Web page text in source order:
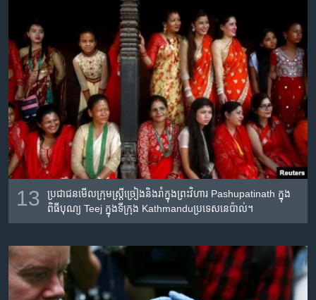
13
ប្រជាជន​មើល​​ក្រុម​ស្រ្តី​ច្រៀង​និង​រាំ​ក្នុង​ព្រះវិហារ Pashupatinath ក្នុង​
ពិធី​បុណ្យ​ Teej ក្នុង​ទីក្រុង​ Kathmandu​ប្រទេសនេប៉ាល់។